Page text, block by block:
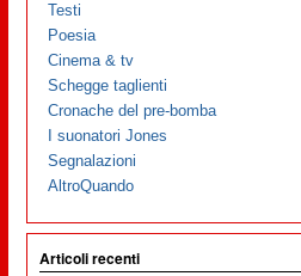
Testi
Poesia
Cinema & tv
Schegge taglienti
Cronache del pre-bomba
I suonatori Jones
Segnalazioni
AltroQuando
Articoli recenti